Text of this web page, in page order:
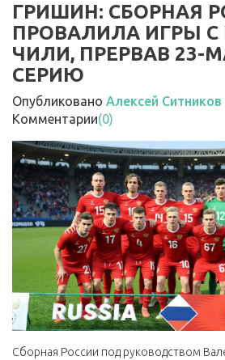
ГРИШИН: СБОРНАЯ
ПРОВАЛИЛА ИГРЫ С
ЧИЛИ, ПРЕРВАВ 23-
СЕРИЮ
Опубликовано Алексей Ситников
Комментарии(0)
Сборная России под руководством